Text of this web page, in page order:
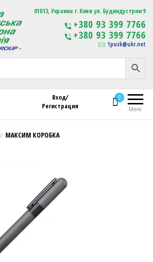
Сувенирная Компания Изготовление
сувенирной продукции
с логотипом
01013, Украина г. Киев ул. Будиндустрии 9
+380 93 399 7766
+380 93 399 7766
1pusk@ukr.net
Меню
0
Вход/
Регистрация
Сувенирная Компания
МАКСИМ КОРОБКА